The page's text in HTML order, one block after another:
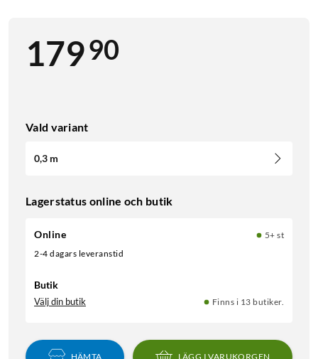
17990
Vald variant
0,3 m
Lagerstatus online och butik
Online
5+ st
2-4 dagars leveranstid
Butik
Välj din butik Finns i 13 butiker.
HÄMTA LÄGG I VARUKORGEN